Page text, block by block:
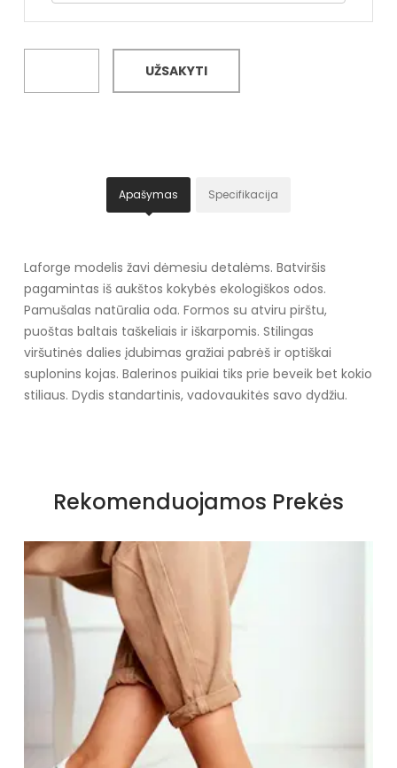
UŽSAKYTI
Apašymas Specifikacija
Laforge modelis žavi dėmesiu detalėms. Batviršis
pagamintas iš aukštos kokybės ekologiškos odos.
Pamušalas natūralia oda. Formos su atviru pirštu,
puoštas baltais taškeliais ir iškarpomis. Stilingas
viršutinės dalies įdubimas gražiai pabrėš ir optiškai
suplonins kojas. Balerinos puikiai tiks prie beveik bet kokio
stiliaus. Dydis standartinis, vadovaukitės savo dydžiu.
Spalva Juoda balta
Pado spalva Juoda
Modelis
pado medžiaga
Vidpadžio medžiaga natūrali oda
Išorinė medžiaga Dirbtinė oda
Rekomenduojamos Prekės